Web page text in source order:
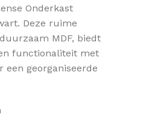
Onderkast
Deze ruime
MDF, biedt
functionaliteit met
een georganiseerde